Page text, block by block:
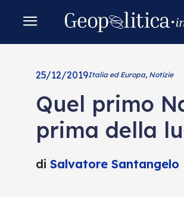
25/12/2019Italia ed Europa, Notizie
Quel primo
prima della
di Salvatore Santangelo